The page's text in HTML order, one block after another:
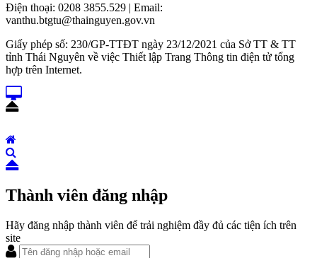
Điện thoại: 0208 3855.529 | Email:
vanthu.btgtu@thainguyen.gov.vn
Giấy phép số: 230/GP-TTĐT ngày 23/12/2021 của Sở TT & TT
tỉnh Thái Nguyên về việc Thiết lập Trang Thông tin điện tử tổng
hợp trên Internet.
Thành viên đăng nhập
Hãy đăng nhập thành viên để trải nghiệm đầy đủ các tiện ích trên
site